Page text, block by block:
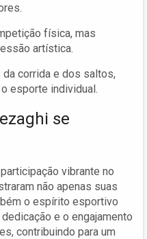
física, mas
artística.
da corrida e dos saltos,
esporte individual.
se
vibrante no
não apenas suas
o espírito esportivo
e o engajamento
contribuindo para um